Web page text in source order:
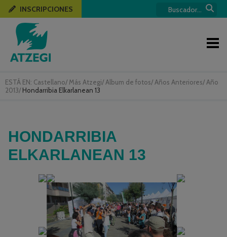
ESTÁ EN: Castellano/ Más Atzegi/ Album de fotos/ Años Anteriores/ Año
2013/ Hondarribia Elkarlanean 13
INSCRIPCIONES
HONDARRIBIA
ELKARLANEAN 13